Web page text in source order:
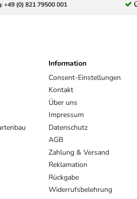
+49 (0) 821 79500 001
Information
Consent-Einstellungen
Kontakt
Über uns
Impressum
Datenschutz
AGB
Zahlung & Versand
Reklamation
Rückgabe
Widerrufsbelehrung